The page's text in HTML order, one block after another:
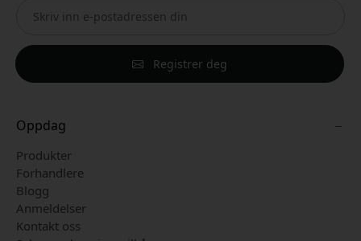
Registrer deg
Oppdag
Produkter
Forhandlere
Blogg
Anmeldelser
Kontakt oss